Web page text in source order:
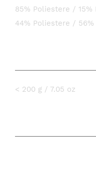
85% Poliestere / 15%
44% Poliestere / 56%
< 200 g / 7.05 oz